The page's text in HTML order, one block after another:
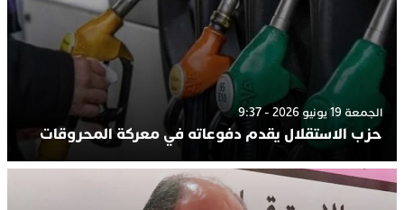
الجمعة 19 يونيو 2026 - 9:37
حزب الاستقلال يقدم دفوعاته في معركة المحروقات